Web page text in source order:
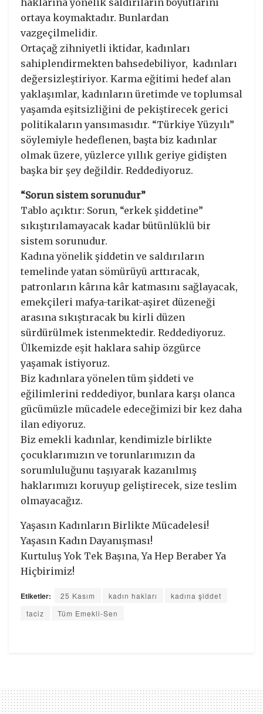
ortaya koymaktadır. Bunlardan
vazgeçilmelidir.
Ortaçağ zihniyetli iktidar, kadınları
sahiplendirmekten bahsedebiliyor, kadınları
değersizleştiriyor. Karma eğitimi hedef alan
yaklaşımlar, kadınların üretimde ve toplumsal
yaşamda eşitsizliğini de pekiştirecek gerici
politikaların yansımasıdır. “Türkiye Yüzyılı”
söylemiyle hedeflenen, başta biz kadınlar
olmak üzere, yüzlerce yıllık geriye gidişten
başka bir şey değildir. Reddediyoruz.
“Sorun sistem sorunudur”
Tablo açıktır: Sorun, “erkek şiddetine”
sıkıştırılamayacak kadar bütünlüklü bir
sistem sorunudur.
Kadına yönelik şiddetin ve saldırıların
temelinde yatan sömürüyü arttıracak,
patronların kârına kâr katmasını sağlayacak,
emekçileri mafya-tarikat-aşiret düzeneği
arasına sıkıştıracak bu kirli düzen
sürdürülmek istenmektedir. Reddediyoruz.
Ülkemizde eşit haklara sahip özgürce
yaşamak istiyoruz.
Biz kadınlara yönelen tüm şiddeti ve
eğilimlerini reddediyor, bunlara karşı olanca
gücümüzle mücadele edeceğimizi bir kez daha
ilan ediyoruz.
Biz emekli kadınlar, kendimizle birlikte
çocuklarımızın ve torunlarımızın da
sorumluluğunu taşıyarak kazanılmış
haklarımızı koruyup geliştirecek, size teslim
olmayacağız.
Yaşasın Kadınların Birlikte Mücadelesi!
Yaşasın Kadın Dayanışması!
Kurtuluş Yok Tek Başına, Ya Hep Beraber Ya
Hiçbirimiz!
Etiketler: 25 Kasım kadın hakları
kadına şiddet
taciz
Tüm Emekli-Sen